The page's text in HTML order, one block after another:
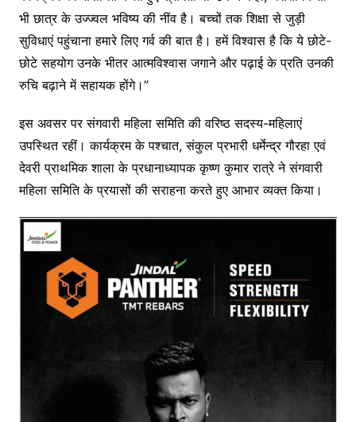
भी छात्र के उज्ज्वल भविष्य की नींव है। बच्चों तक शिक्षा से जुड़ी
सुविधाएं पहुंचाना हमारे लिए गर्व की बात है। हमें विश्वास है कि ये छोटे-
छोटे सहयोग उनके भीतर आत्मविश्वास जगाने और पढ़ाई के प्रति उनकी
रुचि बढ़ाने में सहायक होंगे।”
इस अवसर पर संगवारी महिला समिति की वरिष्ठ सदस्य-महिलाएं
उपस्थित रहीं। कार्यक्रम के पश्चात, संकुल प्रभारी धर्मेन्द्र गौरहा एवं
देवरी प्राथमिक शाला के प्रधानाध्यापक कृष्ण कुमार रात्रे ने संगवारी
महिला समिति के प्रयासों की सराहना करते हुए आभार व्यक्त किया।